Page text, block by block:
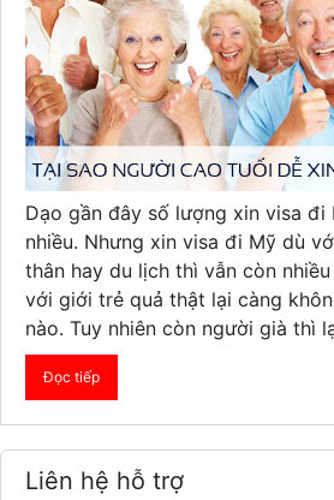
Dạo gần đây số lượng xin visa đi
nhiều. Nhưng xin visa đi Mỹ dù
thân hay du lịch thì vẫn còn
với giới trẻ quả thật lại càng
nào. Tuy nhiên còn người già thì
Đọc tiếp
Liên hệ hỗ trợ